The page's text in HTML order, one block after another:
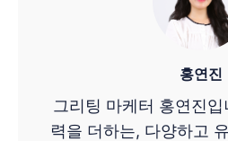
홍연진
그리팅 마케터 홍연진
력을 더하는, 다양하고